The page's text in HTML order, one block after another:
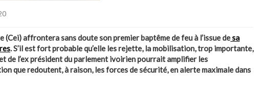
(Cei) affrontera sans doute son premier baptême de feu à l’issue desa
. S’il est fort probable qu’elle les rejette, la mobilisation, trop importante,
de l’ex président du parlement ivoirien pourrait amplifier les
que redoutent, à raison, les forces de sécurité, en alerte maximale dans